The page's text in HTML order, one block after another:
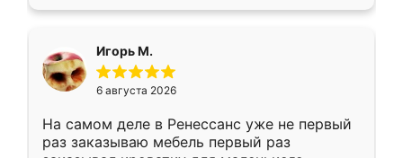
Игорь М.
6 августа 2026
На самом деле в Ренессанс уже не первый
раз заказываю мебель первый раз